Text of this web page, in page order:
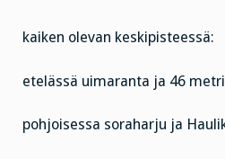
kaiken olevan keskipisteessä:
etelässä uimaranta ja 46
pohjoisessa soraharju ja